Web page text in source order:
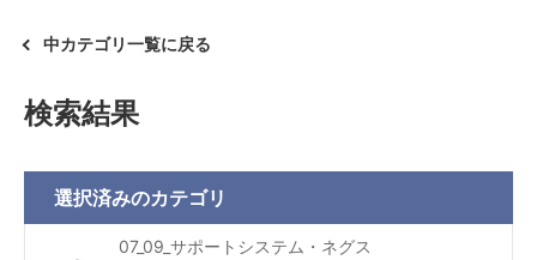
中カテゴリ一覧に戻る
検索結果
選択済みのカテゴリ
07_09_サポートシステム・ネグス